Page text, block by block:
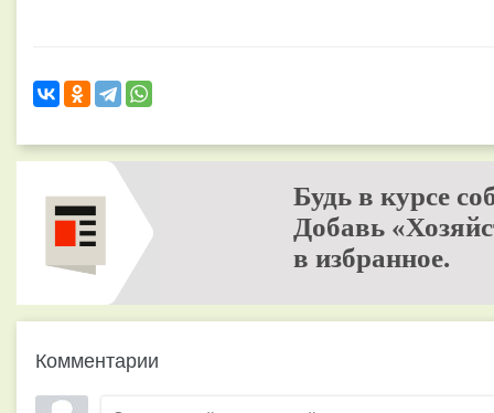
Будь в курсе
Добавь
в избранное.
Комментарии